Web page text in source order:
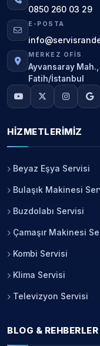
0850 260 03 29
E-POSTA
MERKEZ OFIS
Ayvansaray
Fatih/İstanbul
HIZMETLERIMIZ
Beyaz Eşya Servisi
Bulaşık Makinesi
Buzdolabı Servisi
Çamaşır Makinesi
Kombi Servisi
Klima Servisi
Televizyon Servisi
BLOG & REHBERLER